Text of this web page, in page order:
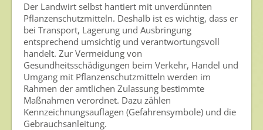
Gesunde Pflanzen
In der Landwirtschaft
Integrierter Pflanzenschutz
In Haus & Garten
Geschichte des Pflanzenschutzes
Forschung & Entwicklung
Der Landwirt selbst hantiert mit unverdünnten
Pflanzenschutzmitteln. Deshalb ist es wichtig, dass er
bei Transport, Lagerung und Ausbringung
entsprechend umsichtig und verantwortungsvoll
handelt. Zur Vermeidung von
Gesundheitsschädigungen beim Verkehr, Handel und
Umgang mit Pflanzenschutzmitteln werden im
Rahmen der amtlichen Zulassung bestimmte
Maßnahmen verordnet. Dazu zählen
Kennzeichnungsauflagen (Gefahrensymbole) und die
Gebrauchsanleitung.